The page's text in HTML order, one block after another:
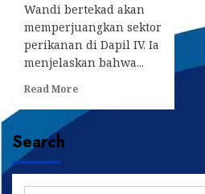
Wandi bertekad akan
memperjuangkan sektor
perikanan di Dapil IV. Ia
menjelaskan bahwa...
Read MoreRead
about
Dapil
Search